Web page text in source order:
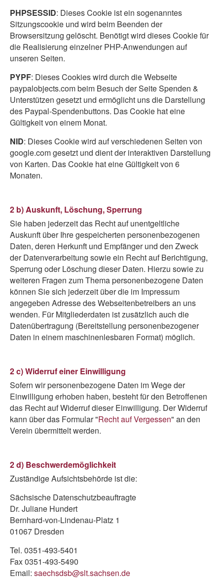
PHPSESSID: Dieses Cookie ist ein sogenanntes
Sitzungscookie und wird beim Beenden der
Browsersitzung gelöscht. Benötigt wird dieses Cookie für
die Realisierung einzelner PHP-Anwendungen auf
unseren Seiten.
PYPF: Dieses Cookies wird durch die Webseite
paypalobjects.com beim Besuch der Seite Spenden &
Unterstützen gesetzt und ermöglicht uns die Darstellung
des Paypal-Spendenbuttons. Das Cookie hat eine
Gültigkeit von einem Monat.
NID: Dieses Cookie wird auf verschiedenen Seiten von
google.com gesetzt und dient der interaktiven Darstellung
von Karten. Das Cookie hat eine Gültigkeit von 6
Monaten.
2 b) Auskunft, Löschung, Sperrung
Sie haben jederzeit das Recht auf unentgeltliche
Auskunft über Ihre gespeicherten personenbezogenen
Daten, deren Herkunft und Empfänger und den Zweck
der Datenverarbeitung sowie ein Recht auf Berichtigung,
Sperrung oder Löschung dieser Daten. Hierzu sowie zu
weiteren Fragen zum Thema personenbezogene Daten
können Sie sich jederzeit über die im Impressum
angegeben Adresse des Webseitenbetreibers an uns
wenden. Für Mitgliederdaten ist zusätzlich auch die
Datenübertragung (Bereitstellung personenbezogener
Daten in einem maschinenlesbaren Format) möglich.
2 c) Widerruf einer Einwilligung
Sofern wir personenbezogene Daten im Wege der
Einwilligung erhoben haben, besteht für den Betroffenen
das Recht auf Widerruf dieser Einwilligung. Der Widerruf
kann über das Formular "Recht auf Vergessen" an den
Verein übermittelt werden.
2 d) Beschwerdemöglichkeit
Zuständige Aufsichtsbehörde ist die:
Sächsische Datenschutzbeauftragte
Dr. Juliane Hundert
Bernhard-von-Lindenau-Platz 1
01067 Dresden
Tel. 0351-493-5401
Fax 0351-493-5490
Email: saechsdsb@slt.sachsen.de